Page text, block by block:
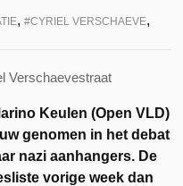
, CYRIEL VERSCHAEVE,
Verschaevestraat
Keulen (Open VLD)
genomen in het debat
nazi aanhangers. De
vorige week dan